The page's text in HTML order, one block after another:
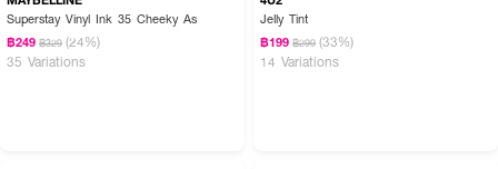
Hydrogenated Polyisobutene, Diisostearyl Malate, Octyldodecanol,
Caprylic/Capric Tryglyceride, Silica Dimethyl Silylate,
Ethylene/Propylene/Styrene Copolymer, Polyglyceryl-2 Triisostearate,
Ethylhexyl Palmitate, Flavor, Butylene/Ethylene/Styrene Copolymer, BHT,
Superstay Vinyl Ink 35 Cheeky As
฿249 ฿329 (24%)
35 Variations
Jelly Tint
฿199 ฿299 (33%)
14 Variations